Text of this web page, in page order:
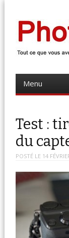
Photo
Menu
content
Test :
du
POSTÉ LE 14